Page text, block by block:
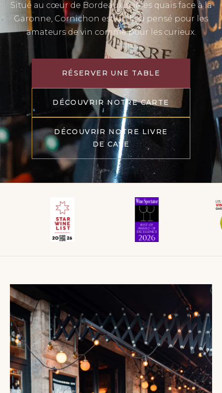
Situé au cœur de Bordeaux, sur les quais face à la
Garonne, Cornichon est un lieu pensé pour les
amateurs de vin comme pour les curieux.
RÉSERVER UNE TABLE
DÉCOUVRIR NOTRE CARTE
DÉCOUVRIR NOTRE LIVRE
DE CAVE